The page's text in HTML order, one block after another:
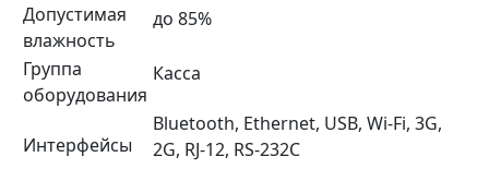
Допустимая
влажность
до 85%
Группа
оборудования
Касса
Интерфейсы
Bluetooth, Ethernet, USB, Wi-Fi, 3G,
2G, RJ-12, RS-232C